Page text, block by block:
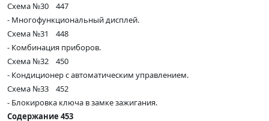
Схема №30 447
- Многофункциональный дисплей.
Схема №31 448
- Комбинация приборов.
Схема №32 450
- Кондиционер с автоматическим управлением.
Схема №33 452
- Блокировка ключа в замке зажигания.
Содержание 453